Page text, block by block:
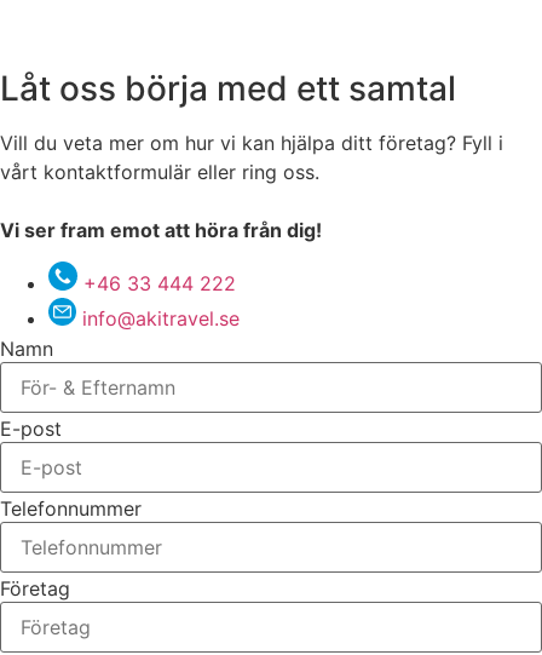
Låt oss börja med ett samtal
Vill du veta mer om hur vi kan hjälpa ditt företag? Fyll i
vårt kontaktformulär eller ring oss.
Vi ser fram emot att höra från dig!
+46 33 444 222
info@akitravel.se
Namn
E-post
Telefonnummer
Företag